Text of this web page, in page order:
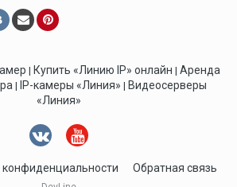
| Купить «Линию IP» онлайн | Аренда
| IP-камеры «Линия» | Видеосерверы
«Линия»
конфиденциальности Обратная связь